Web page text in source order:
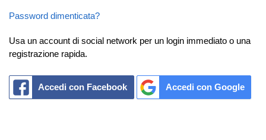
Password dimenticata?
Usa un account di social network per un login immediato o una
registrazione rapida.
Accedi con Facebook Accedi con Google